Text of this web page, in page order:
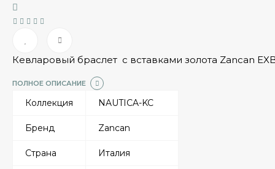
Кевларовый браслет с вставками золота Zancan
ПОЛНОЕ ОПИСАНИЕ
Коллекция NAUTICA-KC
Бренд Zancan
Страна Италия